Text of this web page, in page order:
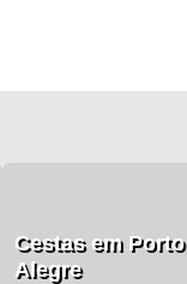
Cestas em Porto
Alegre